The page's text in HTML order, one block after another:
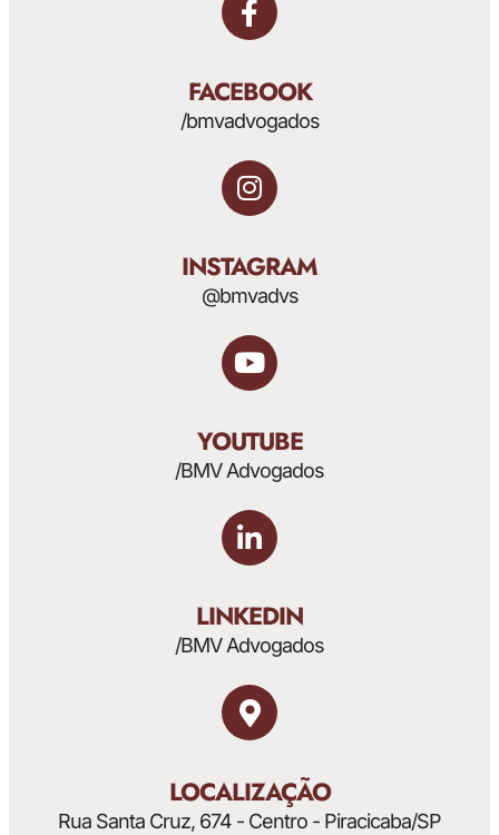
FACEBOOK
/bmvadvogados
INSTAGRAM
@bmvadvs
YOUTUBE
/BMV Advogados
LINKEDIN
/BMV Advogados
LOCALIZAÇÃO
Rua Santa Cruz, 674 - Centro - Piracicaba/SP